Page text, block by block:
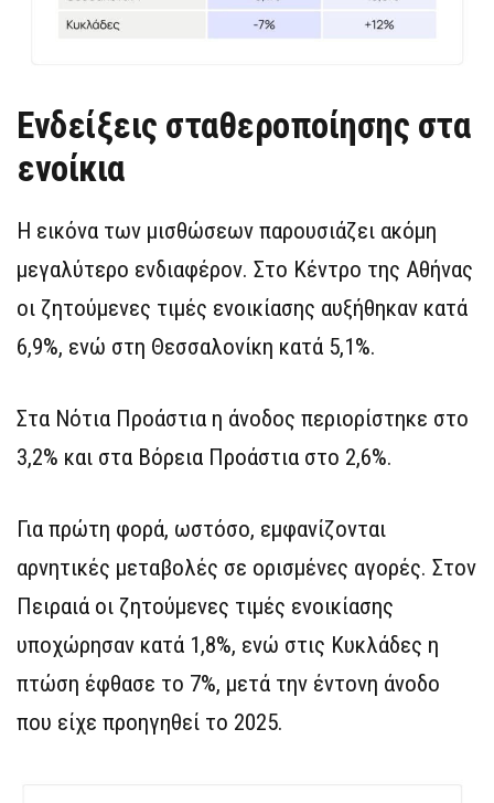
Ενδείξεις σταθεροποίησης στα
ενοίκια
Η εικόνα των μισθώσεων παρουσιάζει ακόμη
μεγαλύτερο ενδιαφέρον. Στο Κέντρο της Αθήνας
οι ζητούμενες τιμές ενοικίασης αυξήθηκαν κατά
6,9%, ενώ στη Θεσσαλονίκη κατά 5,1%.
Στα Νότια Προάστια η άνοδος περιορίστηκε στο
3,2% και στα Βόρεια Προάστια στο 2,6%.
Για πρώτη φορά, ωστόσο, εμφανίζονται
αρνητικές μεταβολές σε ορισμένες αγορές. Στον
Πειραιά οι ζητούμενες τιμές ενοικίασης
υποχώρησαν κατά 1,8%, ενώ στις Κυκλάδες η
πτώση έφθασε το 7%, μετά την έντονη άνοδο
που είχε προηγηθεί το 2025.